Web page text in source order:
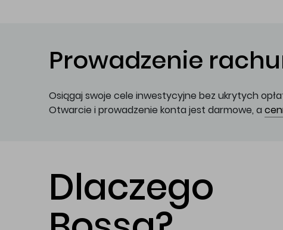
Prowadzenie
Osiągaj swoje cele inwestycyjne bez ukrytych
Otwarcie i prowadzenie konta jest darmowe, a
Dlaczego